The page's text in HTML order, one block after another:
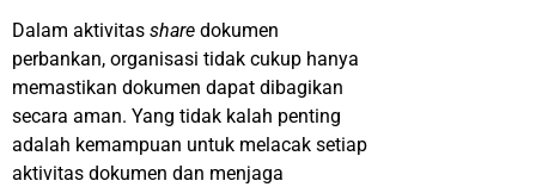
Dalam aktivitas share dokumen
perbankan, organisasi tidak cukup hanya
memastikan dokumen dapat dibagikan
secara aman. Yang tidak kalah penting
adalah kemampuan untuk melacak setiap
aktivitas dokumen dan menjaga